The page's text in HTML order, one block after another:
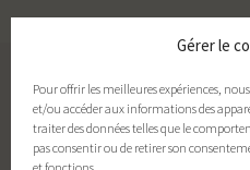
Gérer le
Pour offrir les meilleures expériences,
et/ou accéder aux informations des
traiter des données telles que le
pas consentir ou de retirer son